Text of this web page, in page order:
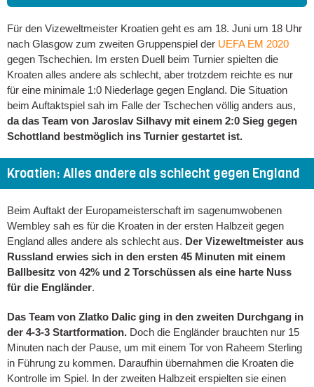
Für den Vizeweltmeister Kroatien geht es am 18. Juni um 18 Uhr
nach Glasgow zum zweiten Gruppenspiel der UEFA EM 2020
gegen Tschechien. Im ersten Duell beim Turnier spielten die
Kroaten alles andere als schlecht, aber trotzdem reichte es nur
für eine minimale 1:0 Niederlage gegen England. Die Situation
beim Auftaktspiel sah im Falle der Tschechen völlig anders aus,
da das Team von Jaroslav Silhavy mit einem 2:0 Sieg gegen
Schottland bestmöglich ins Turnier gestartet ist.
Kroatien: Alles andere als schlecht gegen England
Beim Auftakt der Europameisterschaft im sagenumwobenen
Wembley sah es für die Kroaten in der ersten Halbzeit gegen
England alles andere als schlecht aus. Der Vizeweltmeister aus
Russland erwies sich in den ersten 45 Minuten mit einem
Ballbesitz von 42% und 2 Torschüssen als eine harte Nuss
für die Engländer.
Das Team von Zlatko Dalic ging in den zweiten Durchgang in
der 4-3-3 Startformation. Doch die Engländer brauchten nur 15
Minuten nach der Pause, um mit einem Tor von Raheem Sterling
in Führung zu kommen. Daraufhin übernahmen die Kroaten die
Kontrolle im Spiel. In der zweiten Halbzeit erspielten sie einen